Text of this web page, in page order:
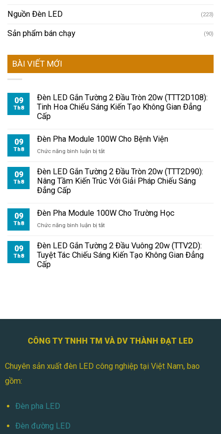
Nguồn Đèn LED (223)
Sản phẩm bán chạy (90)
BÀI VIẾT MỚI
09
Th8
Đèn LED Gắn Tường 2 Đầu Tròn 20w (TTT2D108):
Tinh Hoa Chiếu Sáng Kiến Tạo Không Gian Đẳng
Cấp
09
Th8
Đèn Pha Module 100W Cho Bệnh Viện
Chức năng bình luận bị tắtở
Pha
Module
100W
Viện
09
Th8
Đèn LED Gắn Tường 2 Đầu Tròn 20w (TTT2D90):
Nâng Tầm Kiến Trúc Với Giải Pháp Chiếu Sáng
Đẳng Cấp
09
Th8
Đèn Pha Module 100W Cho Trường Học
Chức năng bình luận bị tắtở
Pha
Module
100W
09
Th8
Đèn LED Gắn Tường 2 Đầu Vuông 20w (TTV2D):
Tuyệt Tác Chiếu Sáng Kiến Tạo Không Gian Đẳng
Cấp
CÔNG TY TNHH TM VÀ DV THÀNH ĐẠT LED
Chuyên sản xuất đèn LED công nghiệp tại Việt Nam, bao
gồm:
Đèn pha LED
Đèn đường LED